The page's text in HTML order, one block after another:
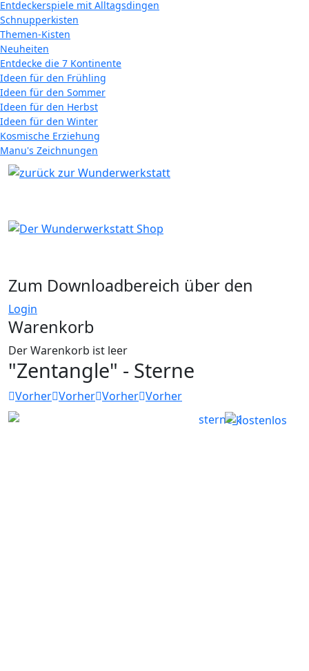
Entdeckerspiele mit Alltagsdingen
Schnupperkisten
Themen-Kisten
Neuheiten
Entdecke die 7 Kontinente
Ideen für den Frühling
Ideen für den Sommer
Ideen für den Herbst
Ideen für den Winter
Kosmische Erziehung
Manu's Zeichnungen
Zum Downloadbereich über den
Login
Warenkorb
Der Warenkorb ist leer
"Zentangle" - Sterne
Vorher Vorher Vorher Vorher